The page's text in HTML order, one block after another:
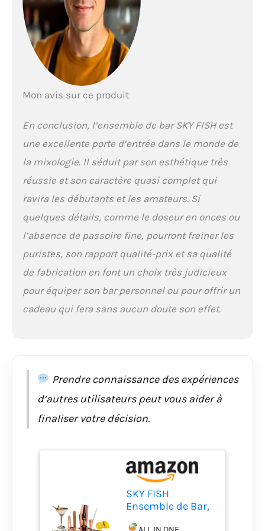
ACCESSOIRES EXQUIS:
Utilisez la passoire à
cocktail que le barman
utilise! Notre passoire
densité, empêchant
ou la pulpe de fruits de
pénétrer dans vos
boissons. Avec des
mesures précises pour
2 oz, 1,5 oz, 1 oz et 0,5
oz。
LE CHOIX DES
PROFESSIONNELS:
notre set de
a été testé par des
barmen
professionnels et
constitue le set le plus
fiable et le plus
durable disponible.
Les deux mélangeurs
secouer les cocktails.
REMBOURSEMENT
de SATISFACTION :
achat 100% sans
risque ! Si, pour une
vous n'êtes pas
satisfait du produit, il
vous suffit de nous
un remboursement
complet ou un
remplacement. Les
Mon avis sur ce produit
En conclusion, l’ensemble de bar SKY FISH est
une excellente porte d’entrée dans le monde de
la mixologie. Il séduit par son esthétique très
réussie et son caractère quasi complet qui
ravira les débutants et les amateurs. Si
quelques détails, comme le doseur en onces ou
l’absence de passoire fine, pourront freiner les
puristes, son rapport qualité-prix et sa qualité
de fabrication en font un choix très judicieux
pour équiper son bar personnel ou pour offrir un
cadeau qui fera sans aucun doute son effet.
Prendre connaissance des expériences
d’autres utilisateurs peut vous aider à
finaliser votre décision.
SKY FISH
Ensemble de Bar,